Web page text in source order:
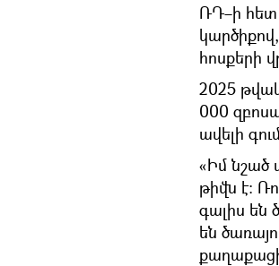
ՌԴ–ի հետ
հոսքերի
2025
000
ավելի
«Իմ նշած
թիվն է։
գալիս են
են